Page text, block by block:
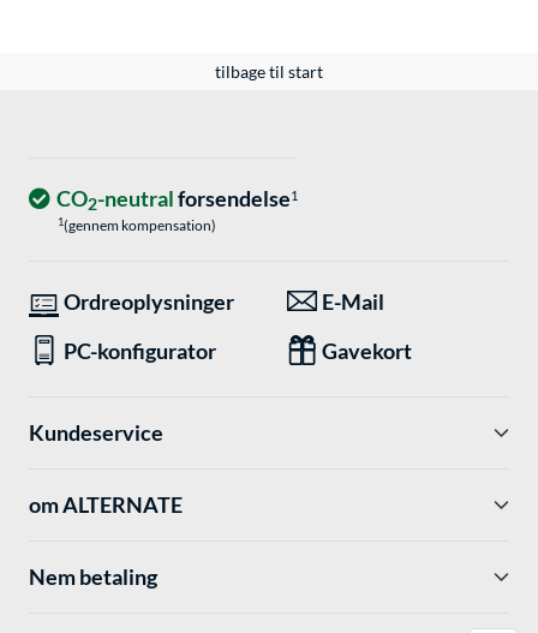
tilbage til start
CO2-neutralforsendelse1
1(gennem kompensation)
Ordreoplysninger
E-Mail
PC-konfigurator
Gavekort
Kundeservice
om ALTERNATE
Nem betaling